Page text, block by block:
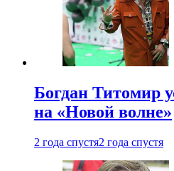
Богдан Титомир
на «Новой волне»
2 года спустя2 года спустя